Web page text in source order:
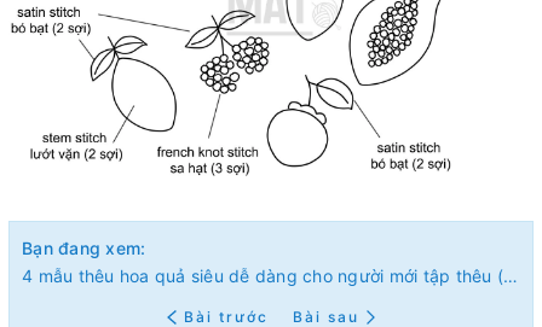
Bạn đang xem:
4 mẫu thêu hoa quả siêu dễ dàng cho người mới tập thêu (có mẫu in)
Bài trước Bài sau